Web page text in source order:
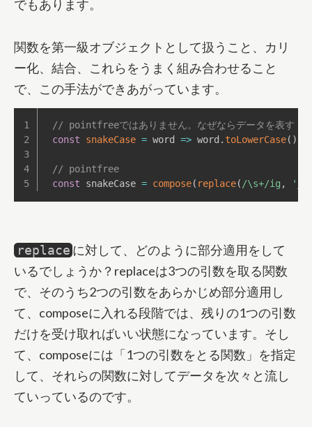
でもあります。
関数を第一級オブジェクトとして扱うこと、カリ
ー化、結合、これらをうまく組み合わせること
で、この手法ができあがっています。
// pointfreeではありません。なぜならデータを表す「
const
snakeCase = word => word . toLowerCase( )
// pointfree
const snakeCase = compose( replace(/\s+/ig , '_'
replace に対して、どのように部分適用をして
いるでしょうか？replaceは3つの引数を取る関数
で、そのうち2つの引数をあらかじめ部分適用し
て、composeに入れる段階では、残りの1つの引数
だけを受け取ればいい状態になっています。そし
て、composeには「1つの引数をとる関数」を指定
して、それらの関数に対してデータを次々と流し
ていっているのです。